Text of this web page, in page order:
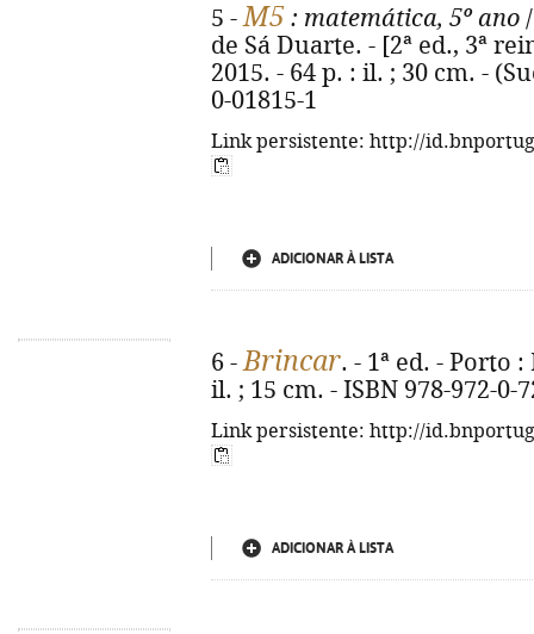
5 -M5 : matemática, 5º ano
de Sá Duarte. - [2ª ed., 3ª
2015. - 64 p. : il. ; 30 cm. -
0-01815-1
Link persistente: http://
ADICIONAR À LISTA
6 -Brincar. - 1ª ed. - Porto
il. ; 15 cm. - ISBN 978-972-0-
Link persistente: http://
ADICIONAR À LISTA